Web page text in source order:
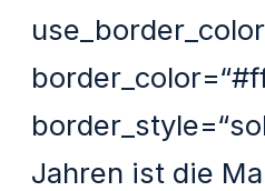
Jahren ist die